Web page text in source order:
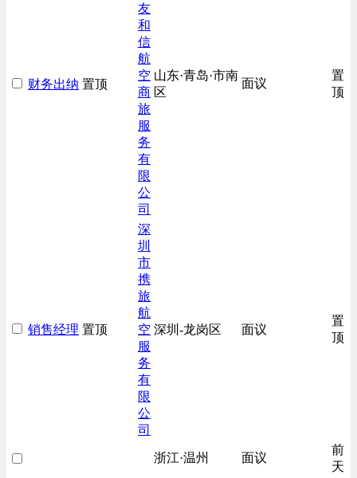
财务出纳 置顶
友
和
信
航
空
商
旅
服
务
有
限
公
司
山东·青岛·市南
区
面议
置
顶
销售经理 置顶
深
圳
市
携
旅
航
空
服
务
有
限
公
司
深圳-龙岗区 面议
置
顶
浙江·温州 面议
前
天